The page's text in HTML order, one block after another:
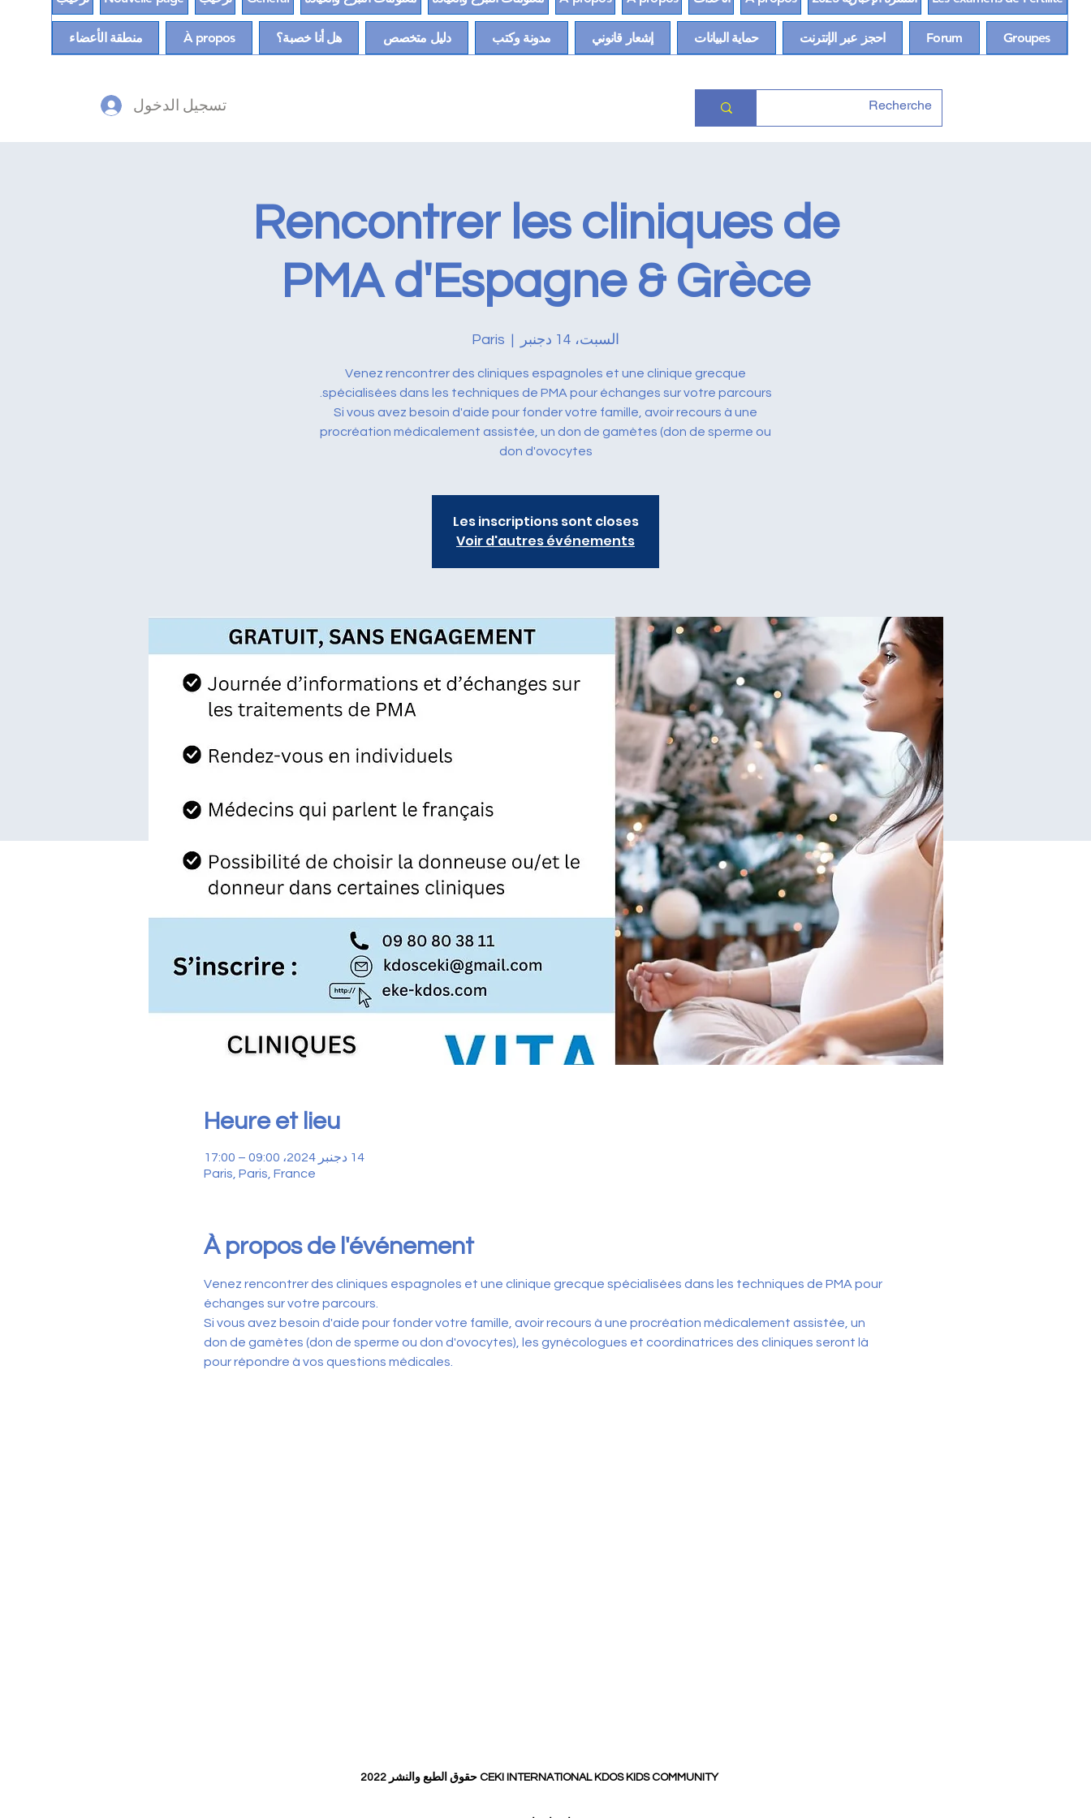
منطقة الأعضاء À propos هل أنا خصبة؟ دليل متخصص مدونة وكتب إشعار قانوني حماية البيانات احجز عبر الإنترنت Forum Groupes
تسجيل الدخول
Rencontrer les cliniques de
PMA d'Espagne & Grèce
السبت، 14 دجنبر
  |
Paris
Venez rencontrer des cliniques espagnoles et une clinique grecque
Si vous avez besoin d'aide pour fonder votre famille, avoir recours à une
procréation médicalement assistée, un don de gamètes (don de sperme ou
don d'ovocytes
Les inscriptions sont closes
Voir d'autres événements
Heure et lieu
14 دجنبر 2024، 09:00 – 17:00
Paris, Paris, France
À propos de l'événement
Venez rencontrer des cliniques espagnoles et une clinique grecque spécialisées dans les techniques de PMA pour
échanges sur votre parcours.
Si vous avez besoin d'aide pour fonder votre famille, avoir recours à une procréation médicalement assistée, un
don de gamètes (don de sperme ou don d'ovocytes), les gynécologues et coordinatrices des cliniques seront là
pour répondre à vos questions médicales.
حقوق الطبع والنشر 2022 CEKI INTERNATIONAL KDOS KIDS COMMUNITY